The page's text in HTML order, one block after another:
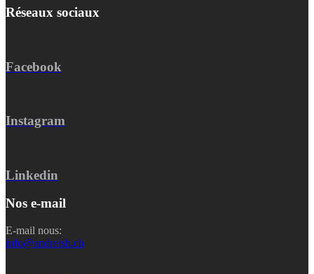
Réseaux sociaux
Facebook
Instagram
Linkedin
Nos e-mail
E-mail nous:
info@andreish.ch